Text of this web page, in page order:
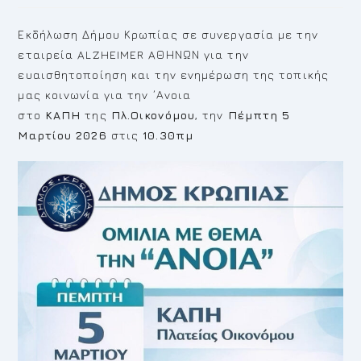
Εκδήλωση Δήμου Κρωπίας σε συνεργασία με την
εταιρεία ALZHEIMER AΘΗΝΩΝ για την
ευαισθητοποίηση και την ενημέρωση της τοπικής
μας κοινωνία για την ΄Ανοια
στο ΚΑΠΗτης Πλ.Οικονόμου, την Πέμπτη 5
Μαρτίου 2026 στις 10.30πμ